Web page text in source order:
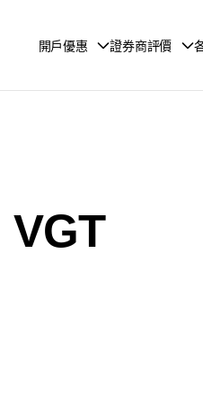
開戶優惠 證券商評價
VGT